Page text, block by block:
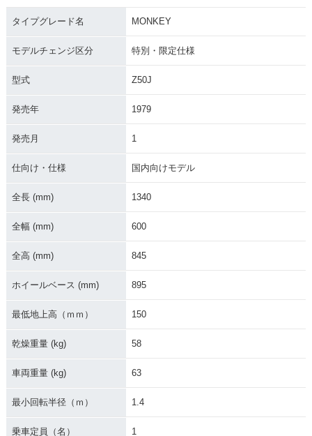
くまモンバージョ
mited・特別・限定
2012年 MONKEY・
2011年 MONKEY Li
mited・特別・限定
0周年スペシャル・
2005年 MONKEY・
2004年 MONKEY・
タイプグレード名 MONKEY
モデルチェンジ区分 特別・限定仕様
型式 Z50J
発売年 1979
発売月 1
仕向け・仕様 国内向けモデル
全長 (mm) 1340
全幅 (mm) 600
全高 (mm) 845
ホイールベース (mm) 895
最低地上高（ｍｍ） 150
乾燥重量 (kg) 58
車両重量 (kg) 63
最小回転半径（ｍ） 1.4
乗車定員（名） 1